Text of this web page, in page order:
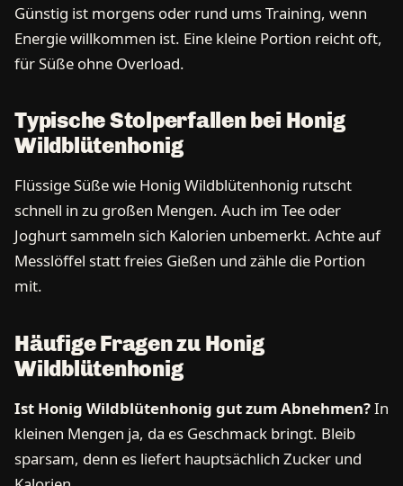
Günstig ist morgens oder rund ums Training, wenn
Energie willkommen ist. Eine kleine Portion reicht oft,
für Süße ohne Overload.
Typische Stolperfallen bei Honig
Wildblütenhonig
Flüssige Süße wie Honig Wildblütenhonig rutscht
schnell in zu großen Mengen. Auch im Tee oder
Joghurt sammeln sich Kalorien unbemerkt. Achte auf
Messlöffel statt freies Gießen und zähle die Portion
mit.
Häufige Fragen zu Honig
Wildblütenhonig
Ist Honig Wildblütenhonig gut zum Abnehmen?In
kleinen Mengen ja, da es Geschmack bringt. Bleib
sparsam, denn es liefert hauptsächlich Zucker und